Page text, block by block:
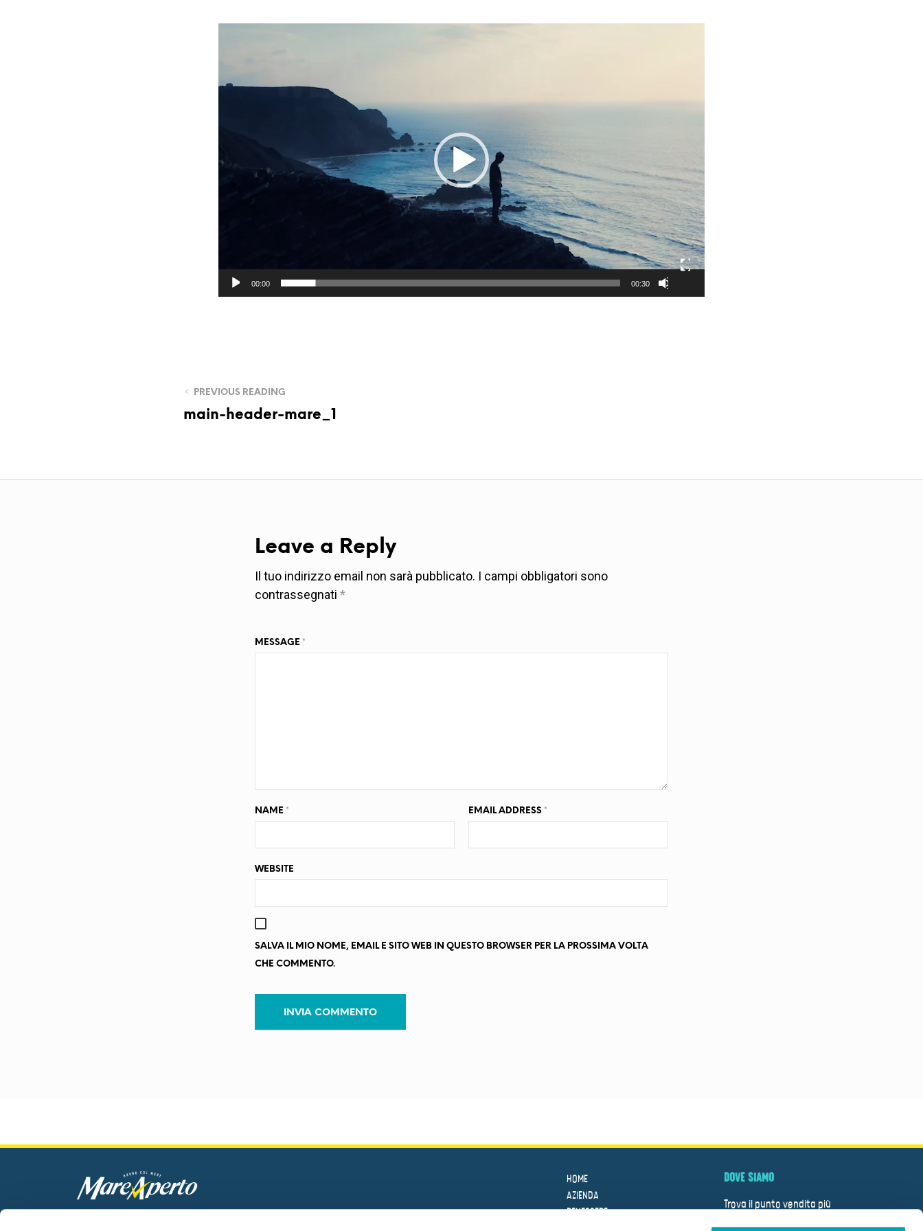
00:00 00:30
PREVIOUS READING
main-header-mare_1
Leave a Reply
Il tuo indirizzo email non sarà pubblicato. I campi obbligatori sono
contrassegnati *
MESSAGE *
NAME * EMAIL ADDRESS *
WEBSITE
SALVA IL MIO NOME, EMAIL E SITO WEB IN QUESTO BROWSER PER LA PROSSIMA VOLTA
CHE COMMENTO.
HOME
AZIENDA
BENESSERE
DOVE SIAMO
Trova il punto vendita più